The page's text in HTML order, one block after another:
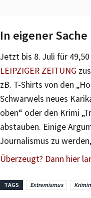
In eigener Sache
Jetzt bis 8. Juli für
LEIPZIGER ZEITUNG
zB. T-Shirts von den
Schwarwels neues
oben“ oder den Krimi
abstauben. Einige
Journalismus zu werden,
Überzeugt? Dann hier
TAGS Extremismus